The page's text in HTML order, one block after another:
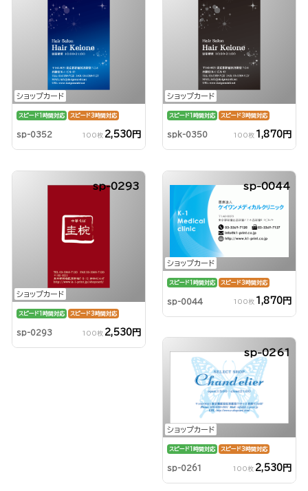
ショップカード
スピード1時間対応 スピード3時間対応
sp-0352 100枚 2,530円
ショップカード
スピード1時間対応 スピード3時間対応
spk-0350 100枚 1,870円
ショップカード
sp-0293
スピード1時間対応 スピード3時間対応
sp-0293 100枚 2,530円
ショップカード
sp-0044
スピード1時間対応 スピード3時間対応
sp-0044 100枚 1,870円
ショップカード
sp-0261
スピード1時間対応 スピード3時間対応
sp-0261 100枚 2,530円